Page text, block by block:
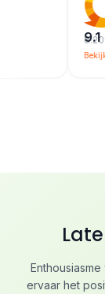
8.200+ reviews
Bekijk reviews →
ervaar het